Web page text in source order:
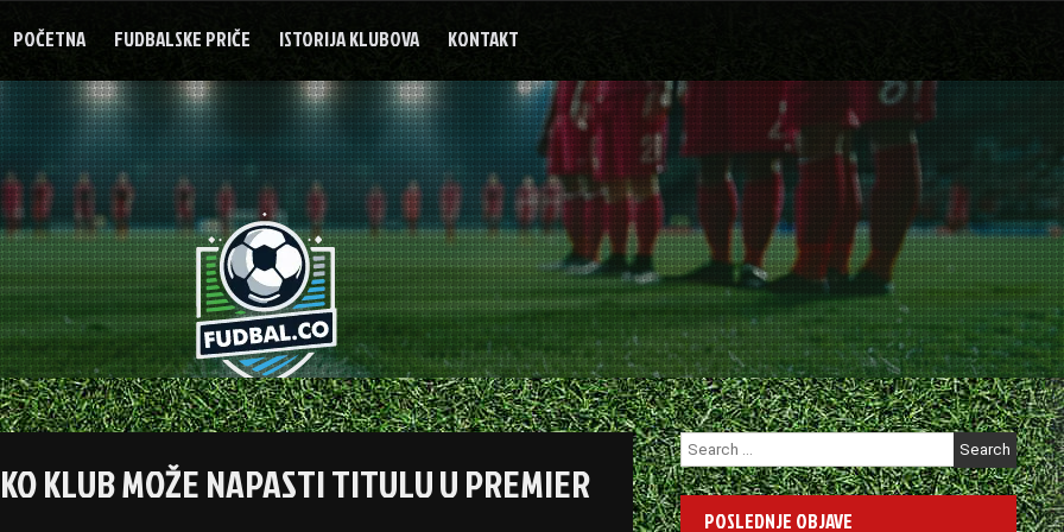
POČETNA FUDBALSKE PRIČE ISTORIJA KLUBOVA KONTAKT
KLUB MOŽE NAPASTI TITULU U PREMIER
Search
for:
POSLEDNJE OBJAVE